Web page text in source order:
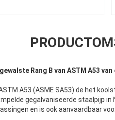
Rang B van ASTM A53
A53 (ASME SA53) de het
gegalvaniseerde staalpijp in
en is ook aanvaardbaar